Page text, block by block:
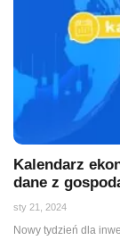
Kalendarz
dane z
sty 21, 2024
Nowy tydzień dla